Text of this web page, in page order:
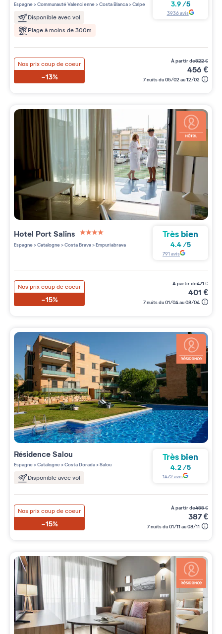
Espagne>Communauté Valencienne>Costa Blanca>Calpe
Disponible avec vol
Plage à moins de 300m
3.9/5
3936avis
Nos prix coup de coeur
-13%
à partir de522€
456 €
7 nuits du 05/02 au 12/02
Hotel Port Salins
4 étoiles sur 5
Espagne>Catalogne>Costa Brava>Empuriabrava
Très bien
4.4/5
791 avis
Nos prix coup de coeur
-15%
à partir de471€
401 €
7 nuits du 01/04 au 08/04
RésidenceSalou
Espagne>Catalogne>Costa Dorada>Salou
Disponible avec vol
Très bien
4.2/5
1472 avis
Nos prix coup de coeur
-15%
à partir de455€
387€
7 nuits du 01/11 au 08/11